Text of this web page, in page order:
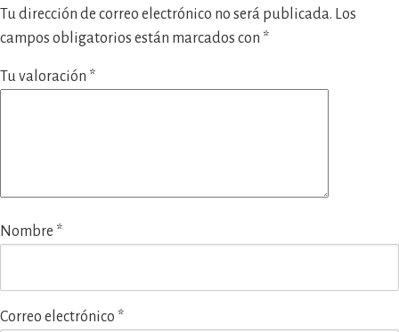
Tu dirección de correo electrónico no será publicada. Los
campos obligatorios están marcados con *
Tu valoración *
Nombre *
Correo electrónico *